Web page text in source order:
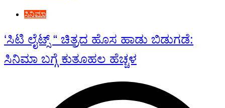
ಸಿನಿಮಾ
‘ಸಿಟಿ ಲೈಟ್ಸ್ “ ಚಿತ್ರದ ಹೊಸ ಹಾಡು ಬಿಡುಗಡೆ:
ಸಿನಿಮಾ ಬಗ್ಗೆ ಕುತೂಹಲ ಹೆಚ್ಚಳ